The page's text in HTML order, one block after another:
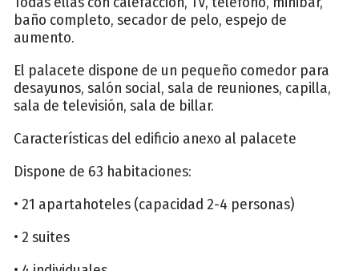
baño completo, secador de pelo, espejo de
aumento.
El palacete dispone de un pequeño comedor para
desayunos, salón social, sala de reuniones, capilla,
sala de televisión, sala de billar.
Características del edificio anexo al palacete
Dispone de 63 habitaciones:
• 21 apartahoteles (capacidad 2-4 personas)
• 2 suites